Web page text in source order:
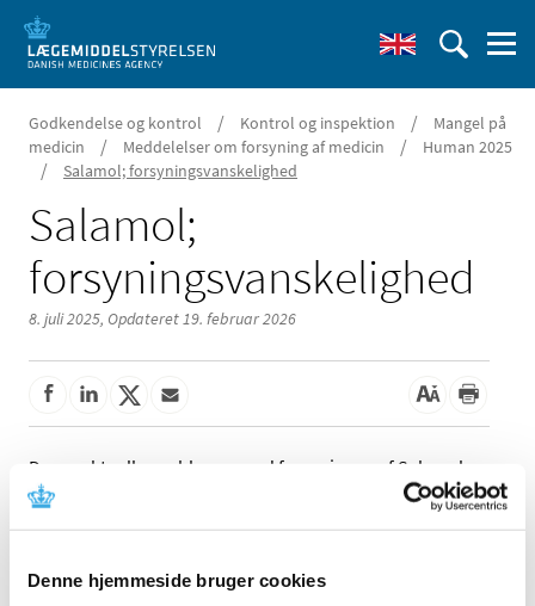
Denne hjemmeside bruger cookies
Godkendelse og kontrol / Kontrol og inspektion /
Mangel på
medicin
/ Meddelelser om forsyning af medicin / Human 2025
/ Salamol; forsyningsvanskelighed
Salamol;
forsyningsvanskelighed
8. juli 2025, Opdateret 19. februar 2026
Der er aktuelle problemer med forsyningen af Salamol
100 mikrogram/dosis inhalationsspray, suspension fra
suspension